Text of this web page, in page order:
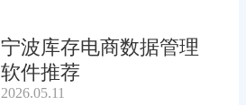
宁波库存电商数据管理
软件推荐
2026.05.11